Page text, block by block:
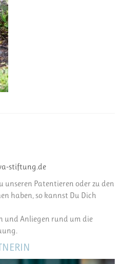
stiftung.de
unseren Patentieren oder zu den
haben, so kannst Du Dich
und Anliegen rund um die